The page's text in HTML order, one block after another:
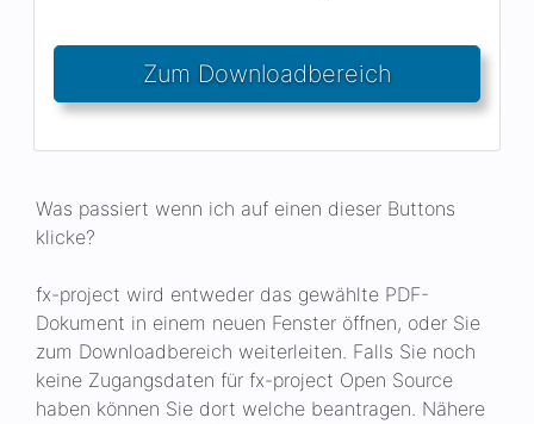
Zum Downloadbereich
Was passiert wenn ich auf einen dieser Buttons
klicke?
fx-project wird entweder das gewählte PDF-
Dokument in einem neuen Fenster öffnen, oder Sie
zum Downloadbereich weiterleiten. Falls Sie noch
keine Zugangsdaten für fx-project Open Source
haben können Sie dort welche beantragen. Nähere